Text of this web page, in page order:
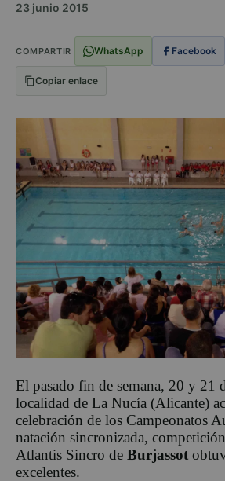
23 junio 2015
COMPARTIR WhatsApp Facebook
Copiar enlace
El pasado fin de semana, 20 y 21
localidad de La Nucía (Alicante)
celebración de los Campeonatos
natación sincronizada,
Atlantis Sincro de Burjassot
excelentes.